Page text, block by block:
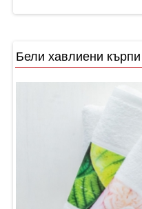
Бели хавлиени